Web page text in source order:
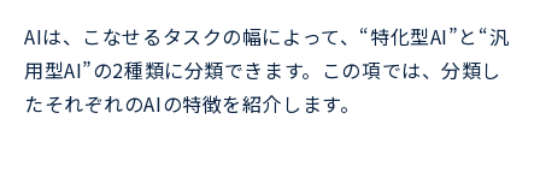
AIは、こなせるタスクの幅によって、“特化型AI”と“汎
用型AI”の2種類に分類できます。この項では、分類し
たそれぞれのAIの特徴を紹介します。